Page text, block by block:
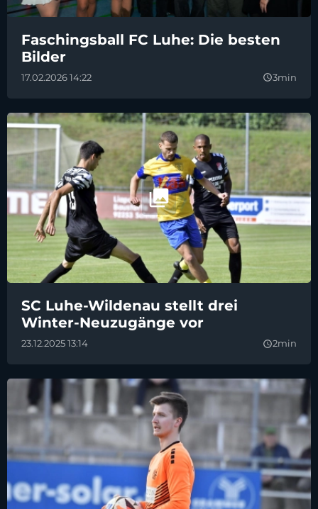
Faschingsball FC Luhe: Die besten
Bilder
17.02.2026 14:22 query_builder3min
SC Luhe-Wildenau stellt drei
Winter-Neuzugänge vor
23.12.2025 13:14 query_builder2min